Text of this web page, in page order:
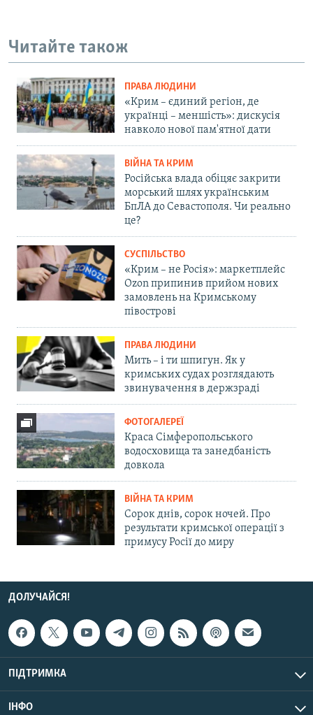
Читайте також
ПРАВА ЛЮДИНИ
«Крим – єдиний регіон, де
українці – меншість»: дискусія
навколо нової пам'ятної дати
ВІЙНА ТА КРИМ
Російська влада обіцяє закрити
морський шлях українським
БпЛА до Севастополя. Чи реально
це?
СУСПІЛЬСТВО
«Крим – не Росія»: маркетплейс
Ozon припинив прийом нових
замовлень на Кримському
півострові
ПРАВА ЛЮДИНИ
Мить – і ти шпигун. Як у
кримських судах розглядають
звинувачення в держзраді
ФОТОГАЛЕРЕЇ
Краса Сімферопольського
водосховища та занедбаність
довкола
ВІЙНА ТА КРИМ
Сорок днів, сорок ночей. Про
результати кримської операції з
примусу Росії до миру
ДОЛУЧАЙСЯ!
ПІДТРИМКА
ІНФО